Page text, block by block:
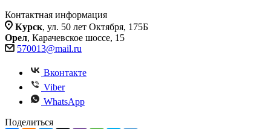
Контактная информация
Курск, ул. 50 лет Октября, 175Б
Орел, Карачевское шоссе, 15
570013@mail.ru
Вконтакте
Viber
WhatsApp
Поделиться